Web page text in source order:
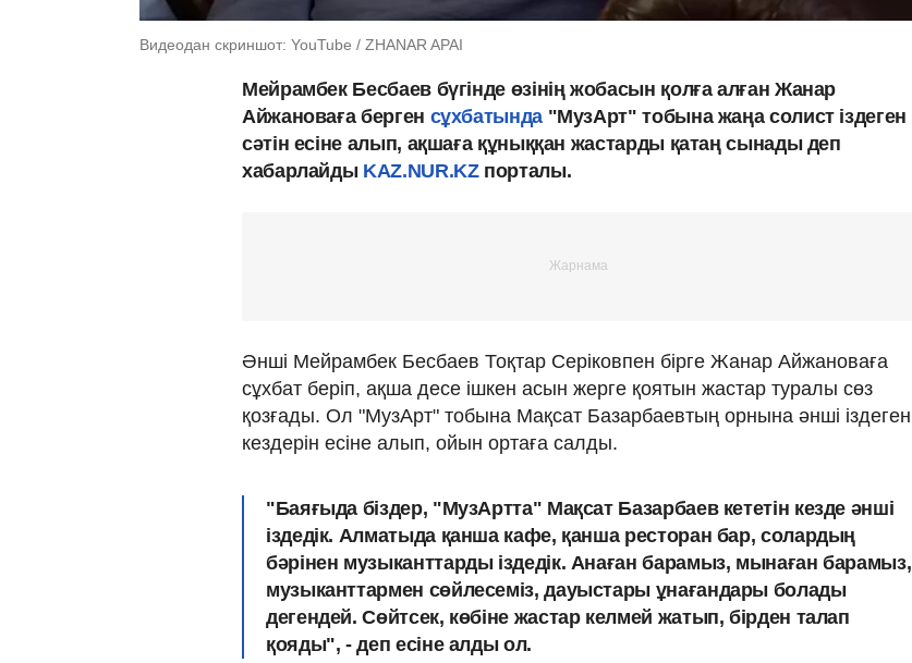
Видеодан скриншот: YouTube / ZHANAR APAI
Мейрамбек Бесбаев бүгінде өзінің жобасын қолға алған Жанар
Айжановаға берген сұхбатында "МузАрт" тобына жаңа солист іздеген
сәтін есіне алып, ақшаға құныққан жастарды қатаң сынады деп
хабарлайды KAZ.NUR.KZ порталы.
Әнші Мейрамбек Бесбаев Тоқтар Серіковпен бірге Жанар Айжановаға
сұхбат беріп, ақша десе ішкен асын жерге қоятын жастар туралы сөз
қозғады. Ол "МузАрт" тобына Мақсат Базарбаевтың орнына әнші іздеген
кездерін есіне алып, ойын ортаға салды.
"Баяғыда біздер, "МузАртта" Мақсат Базарбаев кететін кезде әнші
іздедік. Алматыда қанша кафе, қанша ресторан бар, солардың
бәрінен музыканттарды іздедік. Анаған барамыз, мынаған барамыз,
музыканттармен сөйлесеміз, дауыстары ұнағандары болады
дегендей. Сөйтсек, көбіне жастар келмей жатып, бірден талап
қояды", - деп есіне алды ол.